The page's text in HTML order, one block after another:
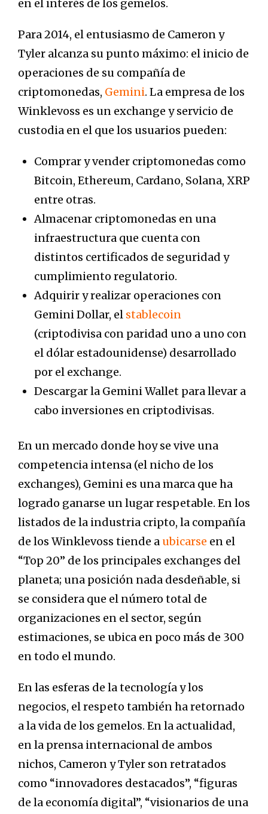
en el interés de los gemelos.
Para 2014, el entusiasmo de Cameron y
Tyler alcanza su punto máximo: el inicio de
operaciones de su compañía de
criptomonedas, Gemini. La empresa de los
Winklevoss es un exchange y servicio de
custodia en el que los usuarios pueden:
Comprar y vender criptomonedas como
Bitcoin, Ethereum, Cardano, Solana, XRP
entre otras.
Almacenar criptomonedas en una
infraestructura que cuenta con
distintos certificados de seguridad y
cumplimiento regulatorio.
Adquirir y realizar operaciones con
Gemini Dollar, el stablecoin
(criptodivisa con paridad uno a uno con
el dólar estadounidense) desarrollado
por el exchange.
Descargar la Gemini Wallet para llevar a
cabo inversiones en criptodivisas.
En un mercado donde hoy se vive una
competencia intensa (el nicho de los
exchanges), Gemini es una marca que ha
logrado ganarse un lugar respetable. En los
listados de la industria cripto, la compañía
de los Winklevoss tiende a ubicarse en el
“Top 20” de los principales exchanges del
planeta; una posición nada desdeñable, si
se considera que el número total de
organizaciones en el sector, según
estimaciones, se ubica en poco más de 300
en todo el mundo.
En las esferas de la tecnología y los
negocios, el respeto también ha retornado
a la vida de los gemelos. En la actualidad,
en la prensa internacional de ambos
nichos, Cameron y Tyler son retratados
como “innovadores destacados”, “figuras
de la economía digital”, “visionarios de una